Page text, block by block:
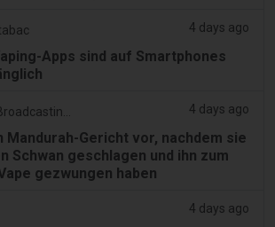
4 days ago
Apps sind auf Smartphones
4 days ago
Mandurah-Gericht vor, nachdem sie
Schwan geschlagen und ihn zum
gezwungen haben
4 days ago